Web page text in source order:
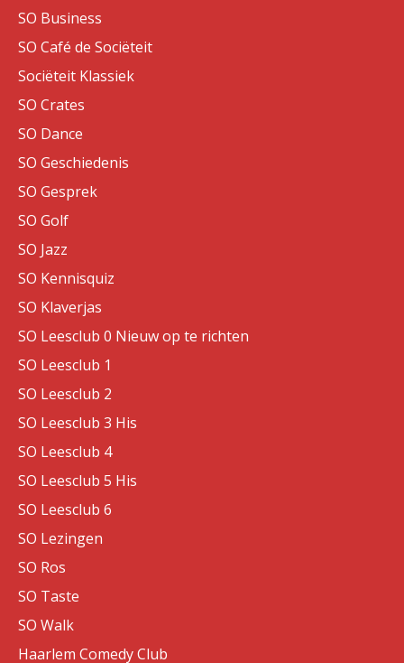
SO Business
SO Café de Sociëteit
Sociëteit Klassiek
SO Crates
SO Dance
SO Geschiedenis
SO Gesprek
SO Golf
SO Jazz
SO Kennisquiz
SO Klaverjas
SO Leesclub 0 Nieuw op te richten
SO Leesclub 1
SO Leesclub 2
SO Leesclub 3 His
SO Leesclub 4
SO Leesclub 5 His
SO Leesclub 6
SO Lezingen
SO Ros
SO Taste
SO Walk
Haarlem Comedy Club